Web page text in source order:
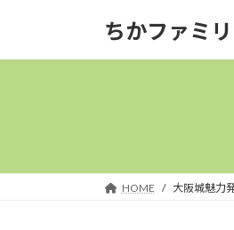
ちかファミ
HOME 大阪城魅力